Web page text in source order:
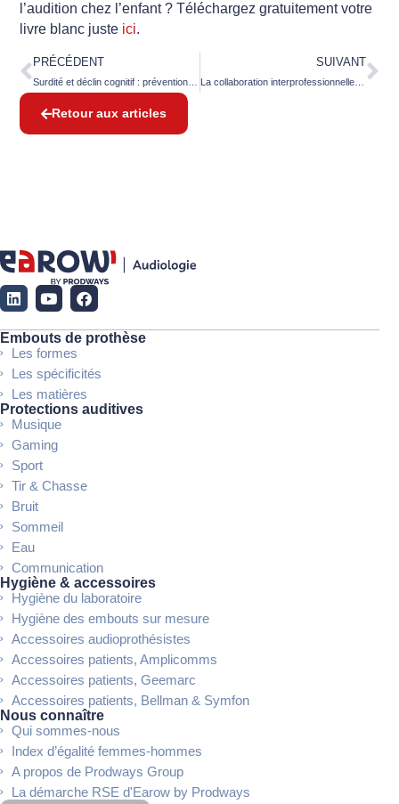
l’audition chez l’enfant ? Téléchargez gratuitement votre
livre blanc juste ici.
PRÉCÉDENT
Surdité et déclin cognitif : prévention et solutions auditives efficaces
SUIVANT
La collaboration interprofessionnelle : optimisez votre pratique
Retour aux articles
Embouts de prothèse
Les formes
Les spécificités
Les matières
Protections auditives
Musique
Gaming
Sport
Tir & Chasse
Bruit
Sommeil
Eau
Communication
Hygiène & accessoires
Hygiène du laboratoire
Hygiène des embouts sur mesure
Accessoires audioprothésistes
Accessoires patients, Amplicomms
Accessoires patients, Geemarc
Accessoires patients, Bellman & Symfon
Nous connaître
Qui sommes-nous
Index d’égalité femmes-hommes
A propos de Prodways Group
La démarche RSE d'Earow by Prodways